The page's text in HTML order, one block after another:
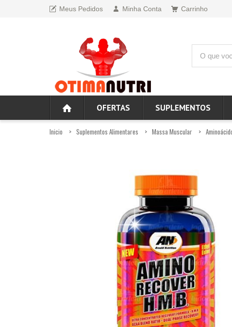
Meus Pedidos Minha Conta Carrinho
OFERTAS SUPLEMENTOS
Inicio Suplementos Alimentares Massa Muscular